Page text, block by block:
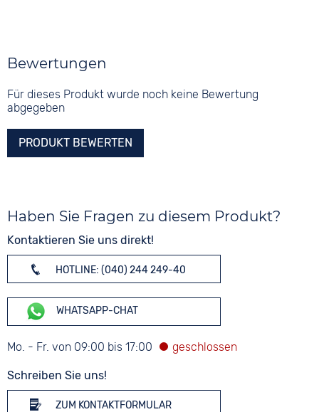
Bewertungen
Für dieses Produkt wurde noch keine Bewertung
abgegeben
PRODUKT BEWERTEN
Haben Sie Fragen zu diesem Produkt?
Kontaktieren Sie uns direkt!
HOTLINE: (040) 244 249-40
WHATSAPP-CHAT
Mo. - Fr. von 09:00 bis 17:00
Schreiben Sie uns!
ZUM KONTAKTFORMULAR